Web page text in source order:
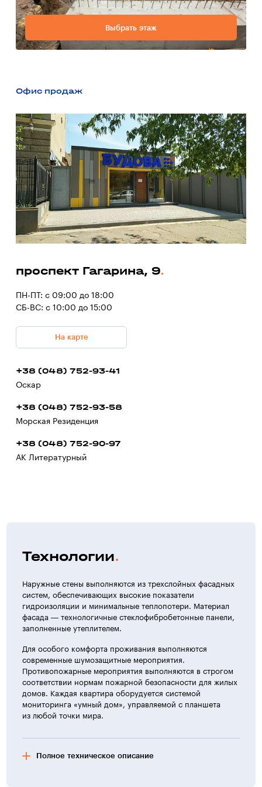
Выбрать этаж
Офис продаж
проспект Гагарина, 9
ПН-ПТ: с 09:00 до 18:00
СБ-ВС: с 10:00 до 15:00
На карте
+38 (048) 752-93-41
Оскар
+38 (048) 752-93-58
Морская Резиденция
+38 (048) 752-90-97
АК Литературный
Технологии
Наружные стены выполняются из трехслойных фасадных
систем, обеспечивающих высокие показатели
гидроизоляции и минимальные теплопотери. Материал
фасада — технологичные стеклофибробетонные панели,
заполненные утеплителем.
Для особого комфорта проживания выполняются
современные шумозащитные мероприятия.
Противопожарные мероприятия выполняются в строгом
соответствии нормам пожарной безопасности для жилых
домов. Каждая квартира оборудуется системой
мониторинга «умный дом», управляемой с планшета
из любой точки мира.
Полное техническое описание